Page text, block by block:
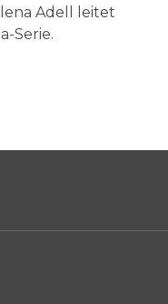
Adell leitet
Serie.